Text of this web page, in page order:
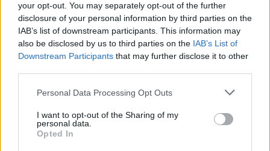
your opt-out. You may separately opt-out of the further
disclosure of your personal information by third parties on the
IAB’s list of downstream participants. This information may
also be disclosed by us to third parties on the IAB’s List of
Downstream Participants that may further disclose it to other
Please note that this website/app uses one or more Google
not limited to your visit or usage behaviour. You may click to
grant or deny consent to Google and its third-party tags to
use your data for below specified purposes in below Google
Personal Data Processing Opt Outs
I want to opt-out of the Sharing of my
personal data.
Opted In
02/06/2025 - 07:25
Πανελλήνιες 2025: Δείτε πρώτοι
01/06/2025 - 10:47